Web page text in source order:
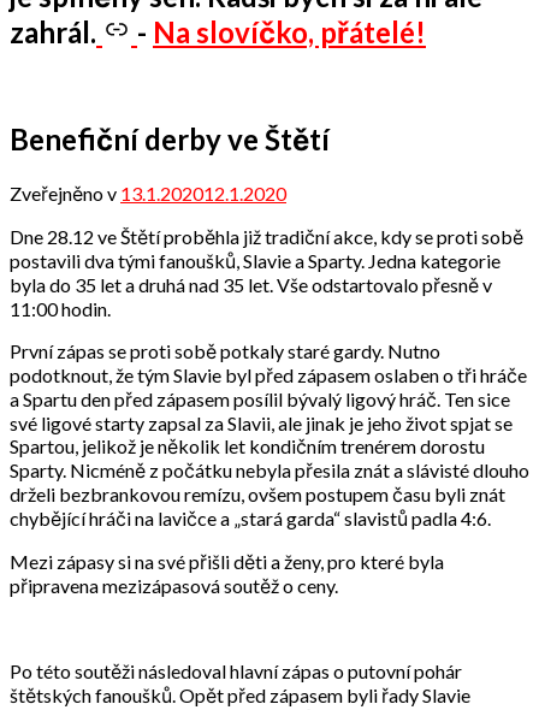
zahrál.
- Na slovíčko, přátelé!
Benefiční derby ve Štětí
Zveřejněno v 13.1.202012.1.2020od
přátel
Dne 28.12 ve Štětí proběhla již tradiční akce, kdy se proti sobě
postavili dva tými fanoušků, Slavie a Sparty. Jedna kategorie
byla do 35 let a druhá nad 35 let. Vše odstartovalo přesně v
11:00 hodin.
První zápas se proti sobě potkaly staré gardy. Nutno
podotknout, že tým Slavie byl před zápasem oslaben o tři hráče
a Spartu den před zápasem posílil bývalý ligový hráč. Ten sice
své ligové starty zapsal za Slavii, ale jinak je jeho život spjat se
Spartou, jelikož je několik let kondičním trenérem dorostu
Sparty. Nicméně z počátku nebyla přesila znát a slávisté dlouho
drželi bezbrankovou remízu, ovšem postupem času byli znát
chybějící hráči na lavičce a „stará garda“ slavistů padla 4:6.
Mezi zápasy si na své přišli děti a ženy, pro které byla
připravena mezizápasová soutěž o ceny.
Po této soutěži následoval hlavní zápas o putovní pohár
štětských fanoušků. Opět před zápasem byli řady Slavie